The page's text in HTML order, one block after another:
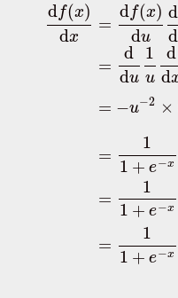
df(x)
dx
=
=
=
=
=
=
df(x)
du
d
d
d
du
1
u
d
d
−u−2 ×
1
1 + e−x
1
1 + e−x
1
1 + e−x